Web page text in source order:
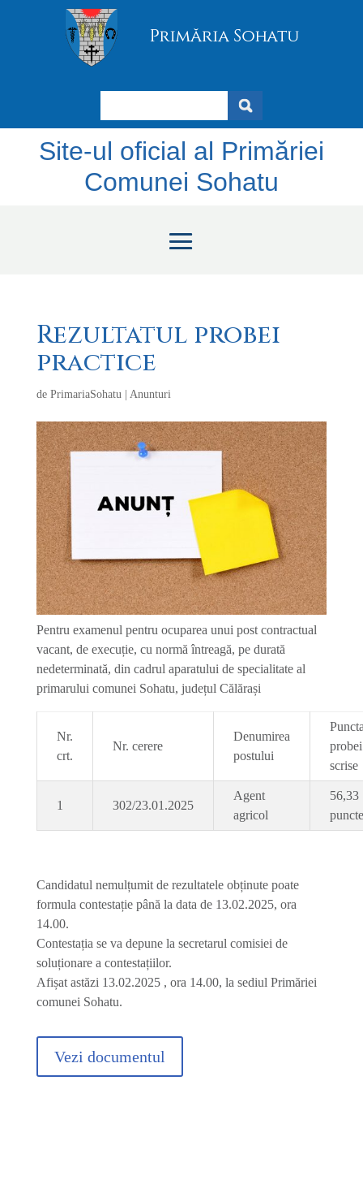
Site-ul oficial al Primăriei
Comunei Sohatu
Rezultatul probei
practice
de PrimariaSohatu| Anunturi
Pentru examenul pentru ocuparea unui post contractual
vacant, de execuție, cu normă întreagă, pe durată
nedeterminată, din cadrul aparatului de specialitate al
primarului comunei Sohatu, județul Călărași
Nr.
crt.
Nr. cerere
Denumirea
postului
probei
scrise
1 302/23.01.2025
Agent
agricol
56,33
puncte
Candidatul nemulțumit de rezultatele obținute poate
formula contestație până la data de 13.02.2025, ora
14.00.
Contestația se va depune la secretarul comisiei de
soluționare a contestațiilor.
Afișat astăzi 13.02.2025 , ora 14.00, la sediul Primăriei
comunei Sohatu.
Vezi documentul